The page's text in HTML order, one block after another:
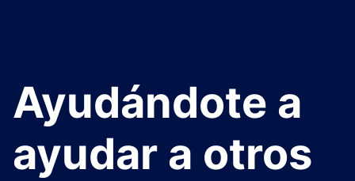
Ayudándote a
ayudar a otros